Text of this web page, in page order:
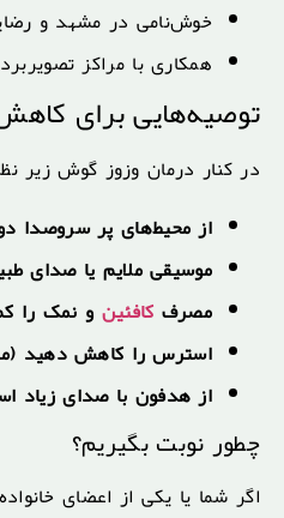
خوش‌نامی در مشهد و
همکاری با مراکز
توصیه‌هایی برای
در کنار درمان وزوز گوش
از محیط‌های پر سروصدا
موسیقی ملایم یا صدای
مصرف کافئین و نمک را
استرس را کاهش دهید
از هدفون با صدای زیاد
چطور نوبت بگیریم؟
اگر شما یا یکی از اعضای